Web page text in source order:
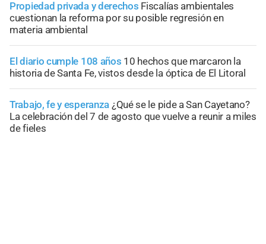
Propiedad privada y derechos Fiscalías ambientales
cuestionan la reforma por su posible regresión en
materia ambiental
El diario cumple 108 años 10 hechos que marcaron la
historia de Santa Fe, vistos desde la óptica de El Litoral
Trabajo, fe y esperanza ¿Qué se le pide a San Cayetano?
La celebración del 7 de agosto que vuelve a reunir a miles
de fieles